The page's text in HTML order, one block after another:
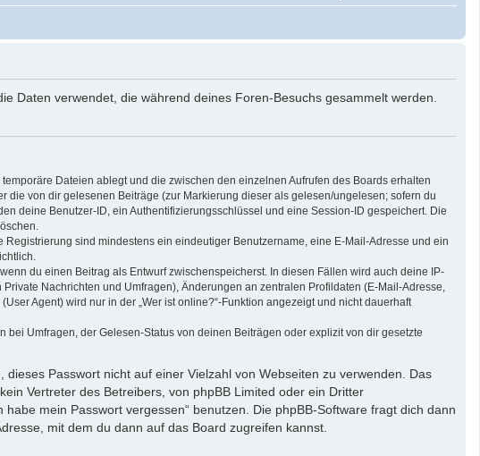
Daten verwendet, die während deines Foren-Besuchs gesammelt werden.
Dateien ablegt und die zwischen den einzelnen Aufrufen des Boards erhalten
von dir gelesenen Beiträge (zur Markierung dieser als gelesen/ungelesen; sofern du
deine Benutzer-ID, ein Authentifizierungsschlüssel und eine Session-ID gespeichert. Die
sind mindestens ein eindeutiger Benutzername, eine E-Mail-Adresse und ein
du einen Beitrag als Entwurf zwischenspeicherst. In diesen Fällen wird auch deine IP-
Nachrichten und Umfragen), Änderungen an zentralen Profildaten (E-Mail-Adresse,
Agent) wird nur in der „Wer ist online?“-Funktion angezeigt und nicht dauerhaft
Umfragen, der Gelesen-Status von deinen Beiträgen oder explizit von dir gesetzte
Passwort nicht auf einer Vielzahl von Webseiten zu verwenden. Das
Vertreter des Betreibers, von phpBB Limited oder ein Dritter
mein Passwort vergessen“ benutzen. Die phpBB-Software fragt dich dann
mit dem du dann auf das Board zugreifen kannst.